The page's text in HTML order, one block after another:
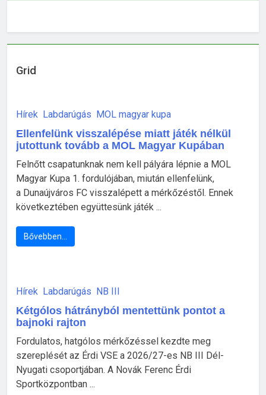
Grid
Hírek Labdarúgás MOL magyar kupa
Ellenfelünk visszalépése miatt játék nélkül
jutottunk tovább a MOL Magyar Kupában
Felnőtt csapatunknak nem kell pályára lépnie a MOL
Magyar Kupa 1. fordulójában, miután ellenfelünk,
a Dunaújváros FC visszalépett a mérkőzéstől. Ennek
következtében együttesünk játék ...
Bővebben…
Hírek Labdarúgás NB III
Kétgólos hátrányból mentettünk pontot a
bajnoki rajton
Fordulatos, hatgólos mérkőzéssel kezdte meg
szereplését az Érdi VSE a 2026/27-es NB III Dél-
Nyugati csoportjában. A Novák Ferenc Érdi
Sportközpontban ...